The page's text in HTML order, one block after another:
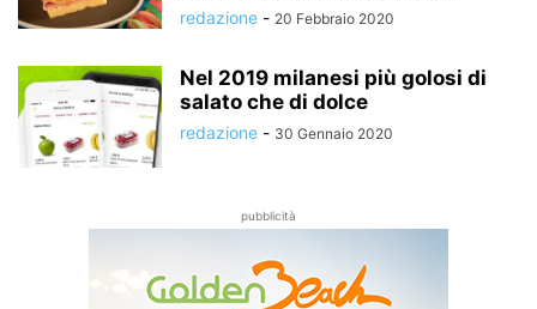
redazione - 20 Febbraio 2020
Nel 2019 milanesi più golosi di
salato che di dolce
redazione - 30 Gennaio 2020
pubblicità